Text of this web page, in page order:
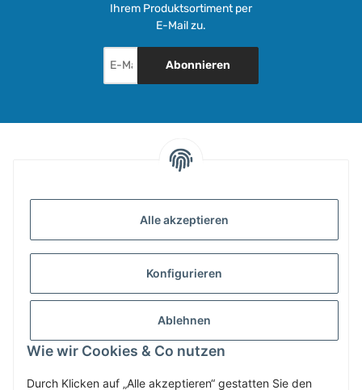
Alle akzeptieren
Konfigurieren
Ablehnen
Wie wir Cookies & Co nutzen
Durch Klicken auf „Alle akzeptieren“ gestatten Sie den
Ihrem Produktsortiment per
E-Mail zu.
Abonnieren
GESETZLICHE INFORMATIONEN
ZAHLUNG & VERSAND
MEIN KONTO